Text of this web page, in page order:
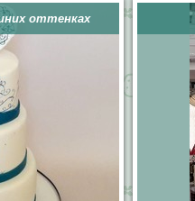
оттенках